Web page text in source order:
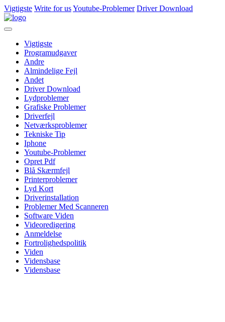
Vigtigste Write for usYoutube-Problemer Driver Download
Vigtigste
Programudgaver
Andre
Almindelige Fejl
Andet
Driver Download
Lydproblemer
Grafiske Problemer
Driverfejl
Netværksproblemer
Tekniske Tip
Iphone
Youtube-Problemer
Opret Pdf
Blå Skærmfejl
Printerproblemer
Lyd Kort
Driverinstallation
Problemer Med Scanneren
Software Viden
Videoredigering
Anmeldelse
Fortrolighedspolitik
Viden
Vidensbase
Vidensbase